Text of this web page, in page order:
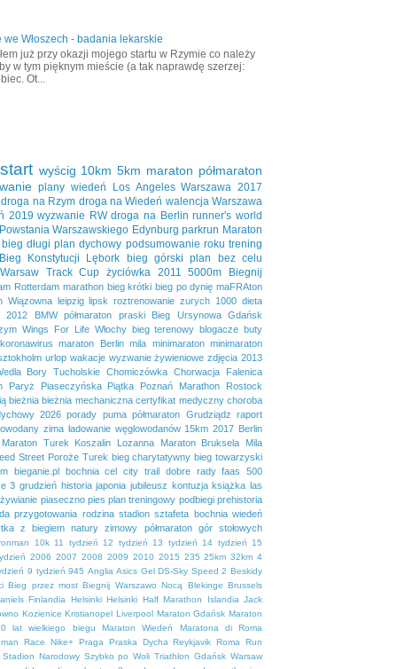
we Włoszech - badania lekarskie
już przy okazji mojego startu w Rzymie co należy
w tym pięknym mieście (a tak naprawdę szerzej:
Ot...
start wyścig 10km 5km maraton półmaraton
plany wiedeń Los Angeles Warszawa 2017
droga na Rzym droga na Wiedeń walencja Warszawa
2019 wyzwanie RW droga na Berlin runner's world
Warszawskiego Edynburg parkrun Maraton
bieg długi plan dychowy podsumowanie roku trening
Bieg Konstytucji Lębork bieg górski
plan bez celu
Warsaw Track Cup życiówka 2011 5000m
Biegnij
Rotterdam marathon bieg krótki bieg po dynię maFRAton
Wiązowna leipzig lipsk roztrenowanie zurych 1000 dieta
2012 BMW półmaraton praski Bieg Ursynowa
Gdańsk
Wings For Life Włochy bieg terenowy blogacze buty
koronawirus maraton Berlin mila minimaraton minimaraton
urlop wakacje wyzwanie żywieniowe zdjęcia 2013
Bory Tucholskie Chomiczówka Chorwacja
Falenica
Paryż Piaseczyńska Piątka Poznań Marathon
Rostock
bieżnia bieżnia mechaniczna certyfikat medyczny choroba
2026 porady puma półmaraton Grudziądz raport
zima ładowanie węglowodanów 15km 2017 Berlin
Turek Koszalin Lozanna Maraton Bruksela
Mila
Street Poroże Turek bieg charytatywny bieg towarzyski
bieganie.pl bochnia cel city trail dobre rady faas 500
3 grudzień historia japonia jubileusz kontuzja książka las
piaseczno pies plan treningowy podbiegi prehistoria
przygotowania rodzina stadion sztafeta bochnia wiedeń
z biegiem natury
zimowy półmaraton gór stołowych
10k 11 tydzień 12 tydzień 13 tydzień 14 tydzień
15
2006 2007 2008 2009 2010 2015 235 25km 32km 4
9 tydzień 945 Anglia Asics Gel DS-Sky Speed 2 Beskidy
Bieg przez most Biegnij Warszawo Nocą Blekinge Brussels
Finlandia Helsinki Helsinki Half Marathon Islandia Jack
Kozienice Kristianopel Liverpool Maraton Gdańsk Maraton
lat wielkiego biegu Maraton Wiedeń
Maratona di Roma
Race Nike+ Praga Praska Dycha Reykjavik Roma
Run
Stadion Narodowy Szybko po Woli Triathlon Gdańsk Warsaw